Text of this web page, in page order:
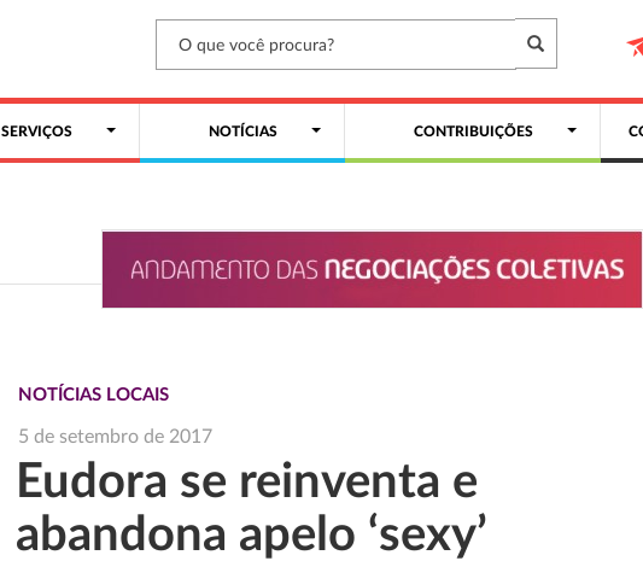
SERVIÇOS NOTÍCIAS CONTRIBUIÇÕES
NOTÍCIAS LOCAIS
5 de setembro de 2017
Eudora se reinventa e
abandona apelo ‘sexy’